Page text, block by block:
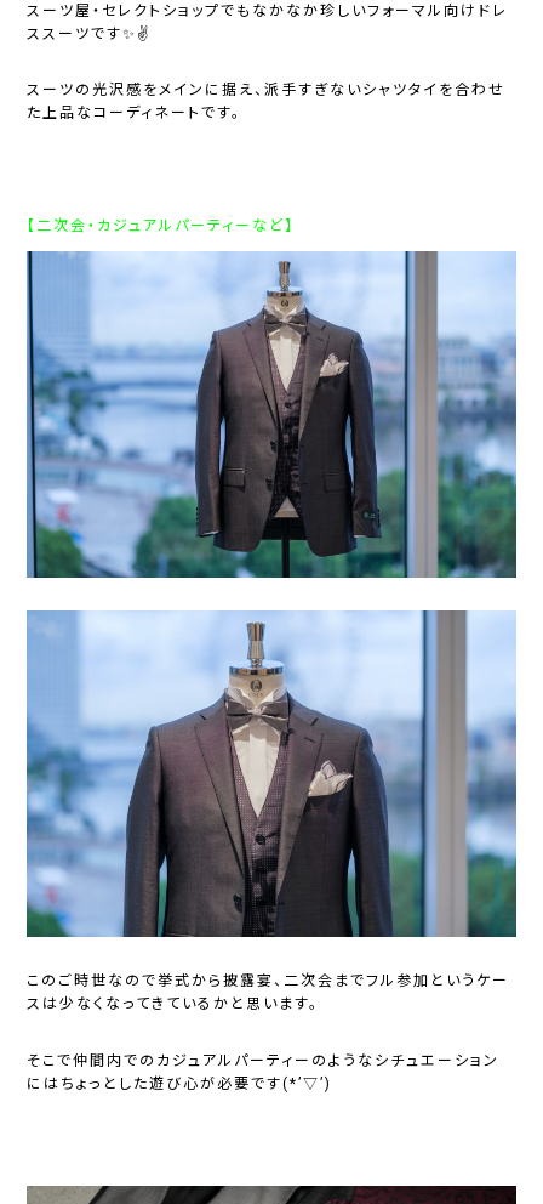
スーツ屋・セレクトショップでもなかなか珍しいフォーマル向けドレ
ススーツです✨✌
スーツの光沢感をメインに据え、派手すぎないシャツタイを合わせ
た上品なコーディネートです。
【二次会・カジュアルパーティーなど】
このご時世なので挙式から披露宴、二次会までフル参加というケー
スは少なくなってきているかと思います。
そこで仲間内でのカジュアルパーティーのようなシチュエーション
にはちょっとした遊び心が必要です(*’▽’)